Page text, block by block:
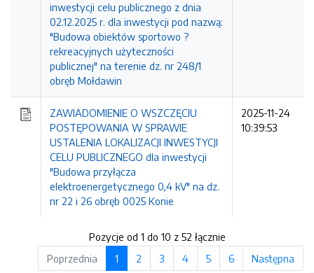
inwestycji celu publicznego z dnia
02.12.2025 r. dla inwestycji pod nazwą:
"Budowa obiektów sportowo ?
rekreacyjnych użyteczności
publicznej" na terenie dz. nr 248/1
obręb Mołdawin
ZAWIADOMIENIE O WSZCZĘCIU
POSTĘPOWANIA W SPRAWIE
USTALENIA LOKALIZACJI INWESTYCJI
CELU PUBLICZNEGO dla inwestycji
"Budowa przyłącza
elektroenergetycznego 0,4 kV" na dz.
nr 22 i 26 obręb 0025 Konie
2025-11-24
10:39:53
Pozycje od 1 do 10 z 52 łącznie
Poprzednia
1 2 3 4 5 6 Następna